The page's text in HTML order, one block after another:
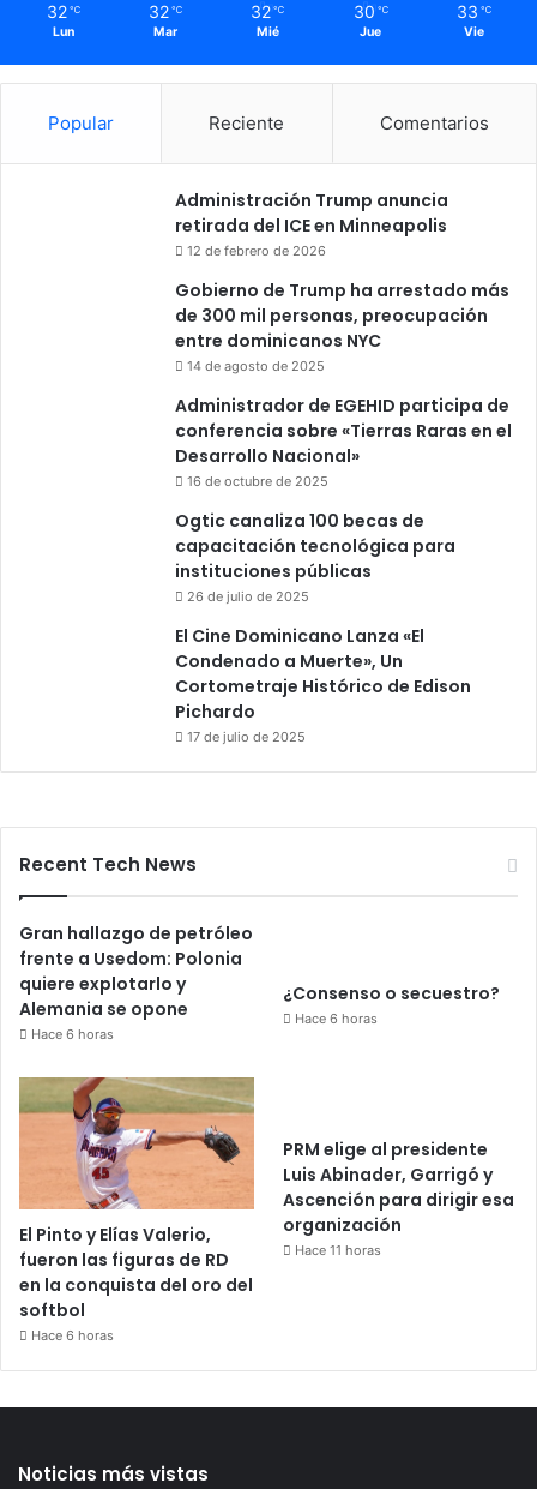
32 ℃
Lun
32 ℃
Mar
32 ℃
Mié
30 ℃
Jue
33 ℃
Vie
Popular Reciente Comentarios
Administración Trump anuncia
retirada del ICE en Minneapolis
12 de febrero de 2026
Gobierno de Trump ha arrestado más
de 300 mil personas, preocupación
entre dominicanos NYC
14 de agosto de 2025
Administrador de EGEHID participa de
conferencia sobre «Tierras Raras en el
Desarrollo Nacional»
16 de octubre de 2025
Ogtic canaliza 100 becas de
capacitación tecnológica para
instituciones públicas
26 de julio de 2025
El Cine Dominicano Lanza «El
Condenado a Muerte», Un
Cortometraje Histórico de Edison
Pichardo
17 de julio de 2025
Recent Tech News
Gran hallazgo de petróleo
frente a Usedom: Polonia
quiere explotarlo y
Alemania se opone
Hace 6 horas
¿Consenso o secuestro?
Hace 6 horas
El Pinto y Elías Valerio,
fueron las figuras de RD
en la conquista del oro del
softbol
Hace 6 horas
PRM elige al presidente
Luis Abinader, Garrigó y
Ascención para dirigir esa
organización
Hace 11 horas
Noticias más vistas